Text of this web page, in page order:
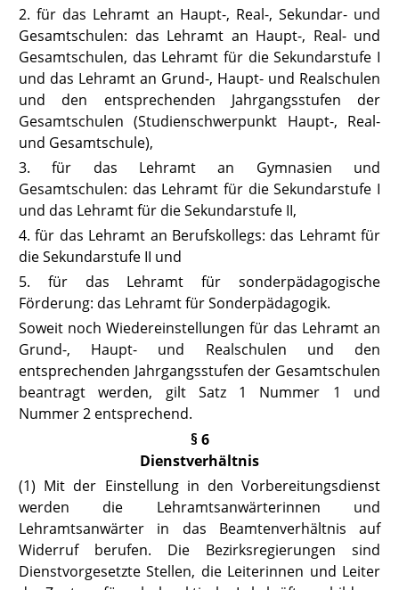
2. für das Lehramt an Haupt-, Real-, Sekundar- und
Gesamtschulen: das Lehramt an Haupt-, Real- und
Gesamtschulen, das Lehramt für die Sekundarstufe I
und das Lehramt an Grund-, Haupt- und Realschulen
und den entsprechenden Jahrgangsstufen der
Gesamtschulen (Studienschwerpunkt Haupt-, Real-
und Gesamtschule),
3. für das Lehramt an Gymnasien und
Gesamtschulen: das Lehramt für die Sekundarstufe I
und das Lehramt für die Sekundarstufe II,
4. für das Lehramt an Berufskollegs: das Lehramt für
die Sekundarstufe II und
5. für das Lehramt für sonderpädagogische
Förderung: das Lehramt für Sonderpädagogik.
Soweit noch Wiedereinstellungen für das Lehramt an
Grund-, Haupt- und Realschulen und den
entsprechenden Jahrgangsstufen der Gesamtschulen
beantragt werden, gilt Satz 1 Nummer 1 und
Nummer 2 entsprechend.
§ 6
Dienstverhältnis
(1) Mit der Einstellung in den Vorbereitungsdienst
werden die Lehramtsanwärterinnen und
Lehramtsanwärter in das Beamtenverhältnis auf
Widerruf berufen. Die Bezirksregierungen sind
Dienstvorgesetzte Stellen, die Leiterinnen und Leiter